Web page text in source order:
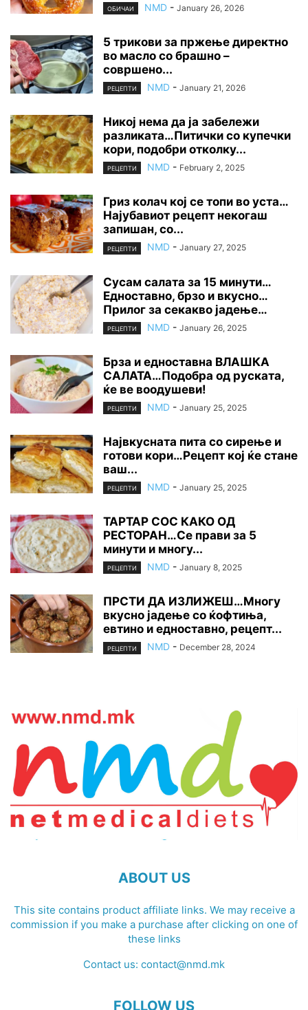
ОБИЧАИ NMD - January 26, 2026
5 трикови за пржење директно
во масло со брашно –
совршено...
РЕЦЕПТИ NMD - January 21, 2026
Никој нема да ја забележи
разликата…Питички со купечки
кори, подобри отколку...
РЕЦЕПТИ NMD - February 2, 2025
Гриз колач кој се топи во уста…
Најубавиот рецепт некогаш
запишан, со...
РЕЦЕПТИ NMD - January 27, 2025
Сусам салата за 15 минути…
Едноставно, брзо и вкусно…
Прилог за секакво јадење…
РЕЦЕПТИ NMD - January 26, 2025
Брза и едноставна ВЛАШКА
САЛАТА…Подобра од руската,
ќе ве воодушеви!
РЕЦЕПТИ NMD - January 25, 2025
Највкусната пита со сирење и
готови кори…Рецепт кој ќе стане
ваш...
РЕЦЕПТИ NMD - January 25, 2025
ТАРТАР СОС КАКО ОД
РЕСТОРАН…Се прави за 5
минути и многу...
РЕЦЕПТИ NMD - January 8, 2025
ПРСТИ ДА ИЗЛИЖЕШ…Многу
вкусно јадење со ќофтиња,
евтино и едноставно, рецепт...
РЕЦЕПТИ NMD - December 28, 2024
ABOUT US
This site contains product affiliate links. We may receive a
commission if you make a purchase after clicking on one of
these links
Contact us: contact@nmd.mk
FOLLOW US